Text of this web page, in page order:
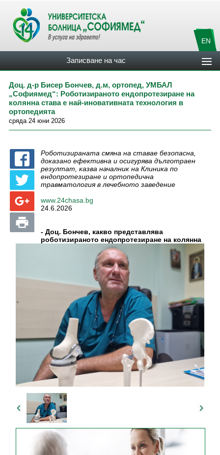
EN
Записване на час
Доц. д-р Бисер Бончев, д.м, ортопед, УМБАЛ
„Софиямед“: Роботизираното ендопротезиране на
колянна става е най-иновативната технология в
ортопедията
сряда 24 юни 2026
Роботизираната смяна на ставае безопасна,
доказано ефективна и осигурява дълготраен
резултат, казва началник на Клиника по
ендопротезиране и ортопедична
травматология в лечебното заведение
www.24chasa.bg
24.6.2026
- Доц. Бончев, какво представлява
роботизираното ендопротезиране на колянна